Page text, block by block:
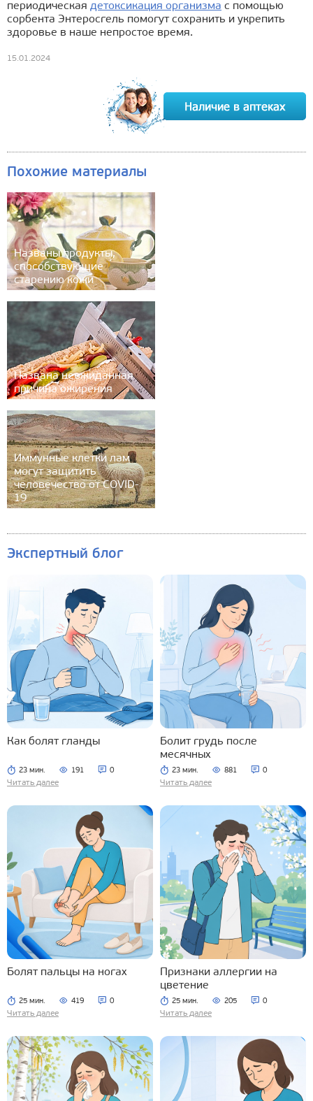
периодическая детоксикация организма с помощью
сорбента Энтеросгель помогут сохранить и укрепить
здоровье в наше непростое время.
15.01.2024
Похожие материалы
Названы продукты,
способствующие
старению кожи
Названа неожиданная
причина ожирения
Иммунные клетки лам
могут защитить
человечество от COVID-
19
Экспертный блог
Как болят гланды
23 мин. 191 0
Читать далее
Болит грудь после
месячных
23 мин. 881 0
Читать далее
Болят пальцы на ногах
25 мин. 419 0
Читать далее
Признаки аллергии на
цветение
25 мин. 205 0
Читать далее